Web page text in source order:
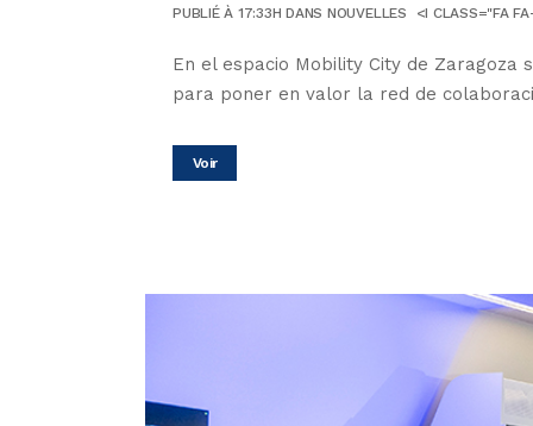
PUBLIÉ À 17:33H DANS NOUVELLES <I CLASS="FA
En el espacio Mobility City de Zaragoza
para poner en valor la red de
Voir